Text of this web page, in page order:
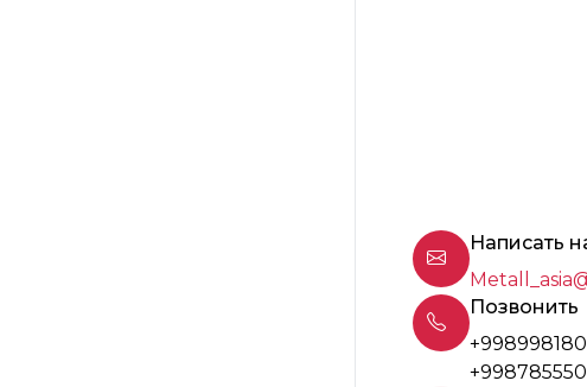
Написать
Позвонить